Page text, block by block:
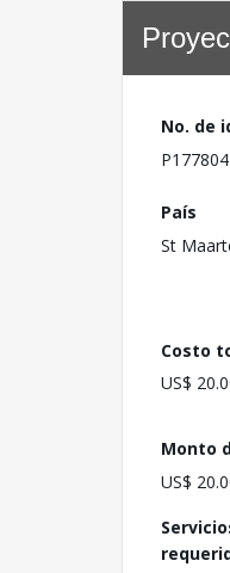
No. de
P177804
País
St
Costo
US$
Monto
US$